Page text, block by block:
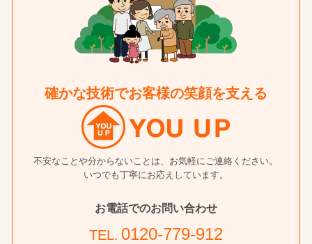
確かな技術でお客様の笑顔を支える
不安なことや分からないことは、お気軽にご連絡ください。
いつでも丁寧にお応えしています。
お電話でのお問い合わせ
TEL. 0120-779-912